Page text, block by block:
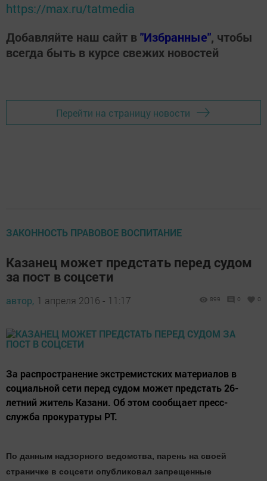
https://max.ru/tatmedia
Добавляйте наш сайт в"Избранные", чтобы
всегда быть в курсе свежих новостей
Перейти на страницу новости
ЗАКОННОСТЬ ПРАВОВОЕ ВОСПИТАНИЕ
Казанец может предстать перед судом
за пост в соцсети
автор, 1 апреля 2016 - 11:17 899 0 0
За распространение экстремистских материалов в
социальной сети перед судом может предстать 26-
летний житель Казани. Об этом сообщает пресс-
служба прокуратуры РТ.
По данным надзорного ведомства, парень на своей
страничке в соцсети опубликовал запрещенные